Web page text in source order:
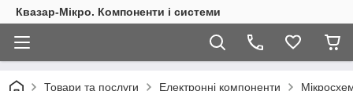
Квазар-Мікро. Компоненти і системи
Товари та послуги Електронні компоненти